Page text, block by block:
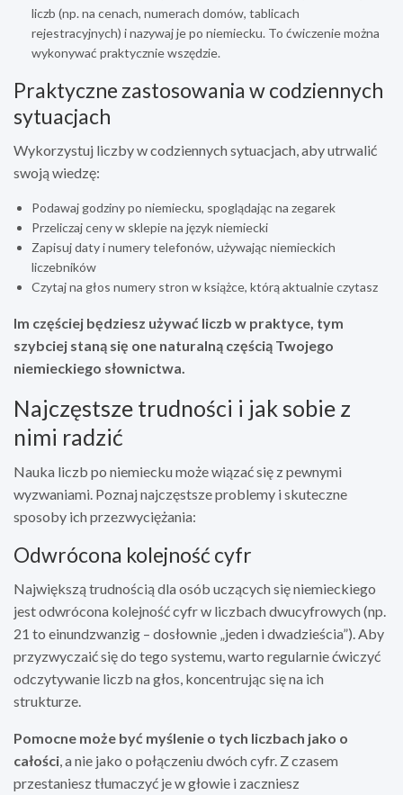
liczb (np. na cenach, numerach domów, tablicach
rejestracyjnych) i nazywaj je po niemiecku. To ćwiczenie można
wykonywać praktycznie wszędzie.
Praktyczne zastosowania w codziennych
sytuacjach
Wykorzystuj liczby w codziennych sytuacjach, aby utrwalić
swoją wiedzę:
Podawaj godziny po niemiecku, spoglądając na zegarek
Przeliczaj ceny w sklepie na język niemiecki
Zapisuj daty i numery telefonów, używając niemieckich
liczebników
Czytaj na głos numery stron w książce, którą aktualnie czytasz
Im częściej będziesz używać liczb w praktyce, tym
szybciej staną się one naturalną częścią Twojego
niemieckiego słownictwa.
Najczęstsze trudności i jak sobie z
nimi radzić
Nauka liczb po niemiecku może wiązać się z pewnymi
wyzwaniami. Poznaj najczęstsze problemy i skuteczne
sposoby ich przezwyciężania:
Odwrócona kolejność cyfr
Największą trudnością dla osób uczących się niemieckiego
jest odwrócona kolejność cyfr w liczbach dwucyfrowych (np.
21 to einundzwanzig – dosłownie „jeden i dwadzieścia”). Aby
przyzwyczaić się do tego systemu, warto regularnie ćwiczyć
odczytywanie liczb na głos, koncentrując się na ich
strukturze.
Pomocne może być myślenie o tych liczbach jako o
całości , a nie jako o połączeniu dwóch cyfr. Z czasem
przestaniesz tłumaczyć je w głowie i zaczniesz